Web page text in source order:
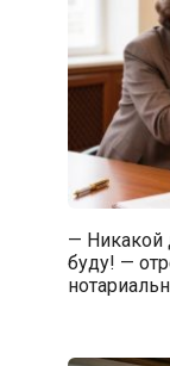
— Никакой
буду! —